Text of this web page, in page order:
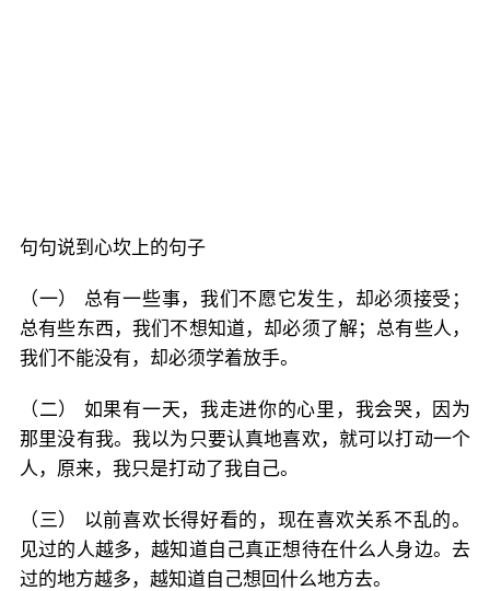
句句说到心坎上的句子
（一） 总有一些事，我们不愿它发生，却必须接受；
总有些东西，我们不想知道，却必须了解；总有些人，
我们不能没有，却必须学着放手。
（二） 如果有一天，我走进你的心里，我会哭，因为
那里没有我。我以为只要认真地喜欢，就可以打动一个
人，原来，我只是打动了我自己。
（三） 以前喜欢长得好看的，现在喜欢关系不乱的。
见过的人越多，越知道自己真正想待在什么人身边。去
过的地方越多，越知道自己想回什么地方去。